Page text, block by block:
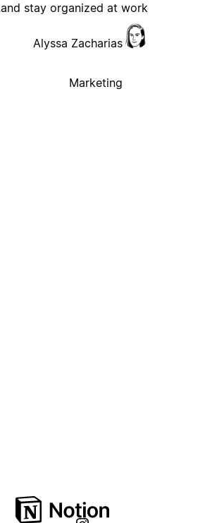
and stay organized at work.
Alyssa Zacharias
Marketing